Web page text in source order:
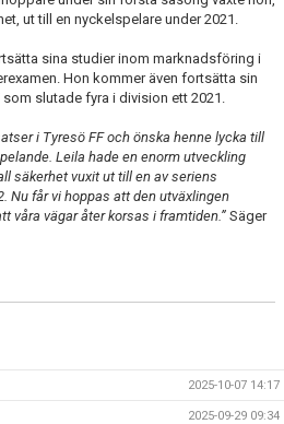
ut till en nyckelspelare under 2021.
sina studier inom marknadsföring i
Hon kommer även fortsätta sin
slutade fyra i division ett 2021.
i Tyresö FF och önska henne lycka till
Leila hade en enorm utveckling
säkerhet vuxit ut till en av seriens
Nu får vi hoppas att den utväxlingen
våra vägar åter korsas i framtiden.” Säger
2025-10-07 14:17
2025-09-29 09:34